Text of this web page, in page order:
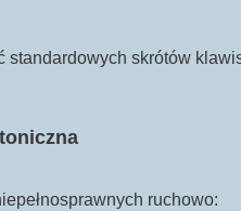
standardowych skrótów
ruchowo: